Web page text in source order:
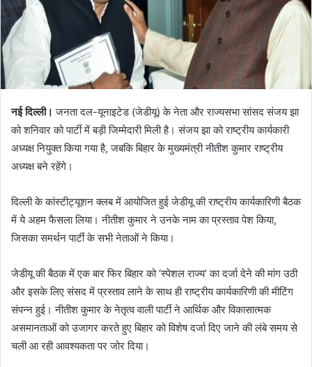
नई दिल्ली। जनता दल-यूनाइटेड (जेडीयू) के नेता और राज्यसभा सांसद संजय झा
को शनिवार को पार्टी में बड़ी जिम्मेदारी मिली है। संजय झा को राष्ट्रीय कार्यकारी
अध्यक्ष नियुक्त किया गया है, जबकि बिहार के मुख्यमंत्री नीतीश कुमार राष्ट्रीय
अध्यक्ष बने रहेंगे।
दिल्ली के कांस्टीट्यूशन क्लब में आयोजित हुई जेडीयू की राष्ट्रीय कार्यकारिणी बैठक
में ये अहम फैसला लिया। नीतीश कुमार ने उनके नाम का प्रस्ताव पेश किया,
जिसका समर्थन पार्टी के सभी नेताओं ने किया।
जेडीयू की बैठक में एक बार फिर बिहार को ‘स्पेशल राज्य’ का दर्जा देने की मांग उठी
और इसके लिए संसद में प्रस्ताव लाने के साथ ही राष्ट्रीय कार्यकारिणी की मीटिंग
संपन्न हुई। नीतीश कुमार के नेतृत्व वाली पार्टी ने आर्थिक और विकासात्मक
असमानताओं को उजागर करते हुए बिहार को विशेष दर्जा दिए जाने की लंबे समय से
चली आ रही आवश्यकता पर जोर दिया।